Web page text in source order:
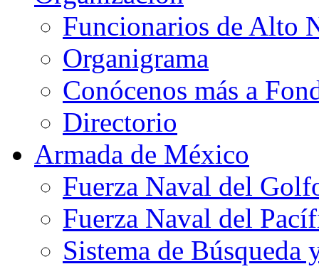
Funcionarios de Alto
Organigrama
Conócenos más a
Directorio
Armada de México
Fuerza Naval del
Fuerza Naval del
Sistema de Búsqueda